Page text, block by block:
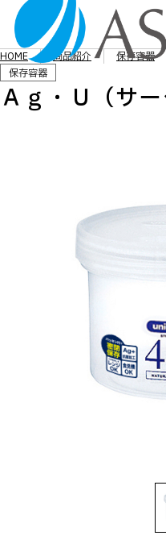
HOME 商品紹介 保存容器
保存容器
Ａｇ・Ｕ（サ